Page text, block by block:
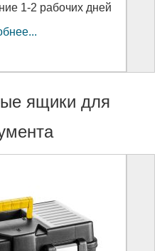
1-2 рабочих дней
ящики для